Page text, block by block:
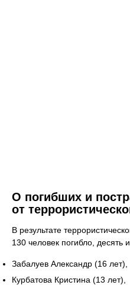
О погибших и
от
В результате
130 человек погибло, десять
Забалуев Александр (16 лет),
Курбатова Кристина (13 лет),